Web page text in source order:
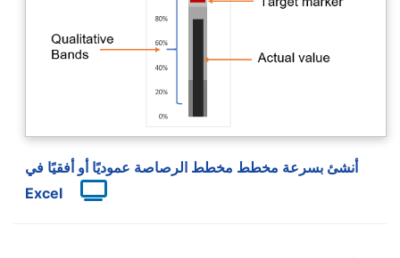
أنشئ بسرعة مخطط مخطط الرصاصة عموديًا أو أفقيًا في
Excel